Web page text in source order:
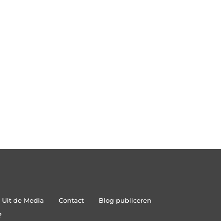
Uit de Media Contact
Blog publiceren